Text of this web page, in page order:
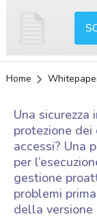
Home
Una
protezione
accessi? Una
per
gestione
problemi
della versione